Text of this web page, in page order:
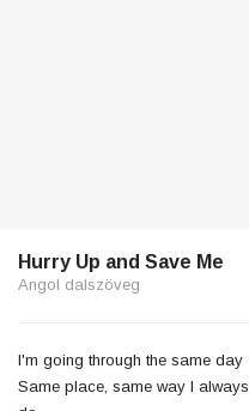
Hurry Up and Save Me
Angol dalszöveg
I'm going through the same day
Same place, same way I always